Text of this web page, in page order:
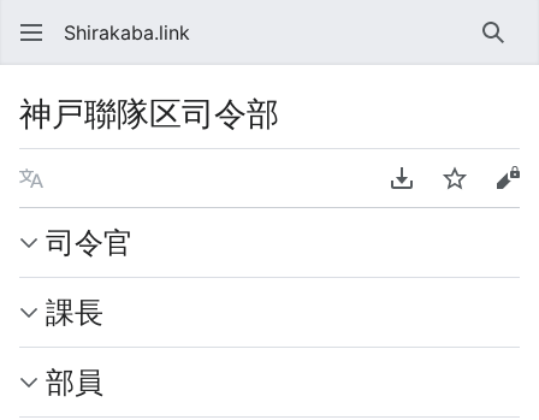
Shirakaba.link 検索
神戸聯隊区司令部
言語 PDFをダウンロ
ウォッチソ
司令官
課長
部員